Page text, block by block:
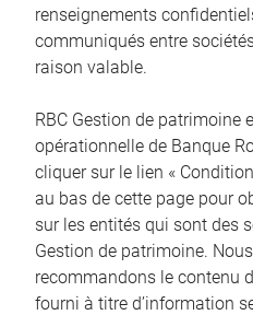
renseignements
communiqués entre
raison valable.
RBC Gestion de patrimoine
opérationnelle de Banque
cliquer sur le lien «
au bas de cette page pour
sur les entités qui sont des
Gestion de patrimoine.
recommandons le contenu
fourni à titre d’information